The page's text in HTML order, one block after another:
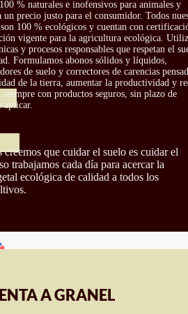
% naturales e inofensivos para animales y
un precio justo para el consumidor. Todos
100 % ecológicos y cuentan con
vigente para la agricultura ecológica.
y procesos responsables que respetan el
Formulamos abonos sólidos y líquidos,
de suelo y correctores de carencias
de la tierra, aumentar la productividad y
con productos seguros, sin plazo de
aplicar.
que cuidar el suelo es cuidar el
trabajamos cada día para acercar la
ecológica de calidad a todos los
A GRANEL